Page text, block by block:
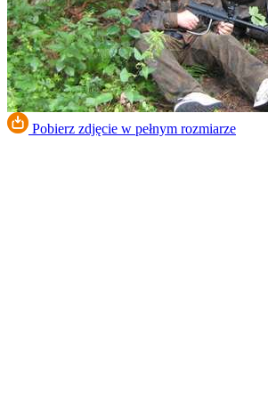
Pobierz zdjęcie w pełnym rozmiarze